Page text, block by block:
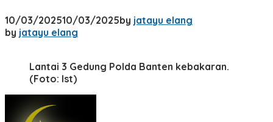
10/03/202510/03/2025by jatayu elang
by jatayu elang
Lantai 3 Gedung Polda Banten kebakaran.
(Foto: Ist)